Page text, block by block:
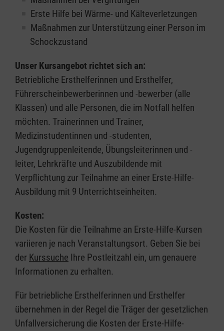
Erste Hilfe bei Wärme- und Kälteverletzungen
Maßnahmen zur Unterstützung einer Person im
Schockzustand
Unser Kursangebot richtet sich an:
Betriebliche Ersthelferinnen und Ersthelfer,
Führerscheinbewerberinnen und -bewerber (alle
Klassen) und alle Personen, die im Notfall helfen
möchten. Trainerinnen und Trainer,
Medizinstudentinnen und -studenten,
Jugendgruppenleitende, Übungsleiterinnen und -
leiter, Lehrkräfte und Auszubildende mit
Verpflichtung zur Teilnahme an einer Erste-Hilfe-
Ausbildung mit 9 Unterrichtseinheiten.
Kosten:
Die Kosten für die Teilnahme an Erste-Hilfe-Kursen
variieren je nach Veranstaltungsort. Geben Sie bei
der Kurssuche Ihre Postleitzahl ein, um genauere
Informationen zu erhalten.
Für betriebliche Ersthelferinnen und Ersthelfer
übernehmen in der Regel die Träger der gesetzlichen
Unfallversicherung die Kosten der Erste-Hilfe-